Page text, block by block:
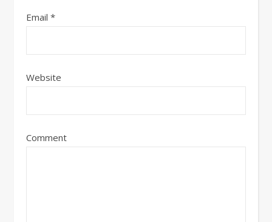
Email *
Website
Comment